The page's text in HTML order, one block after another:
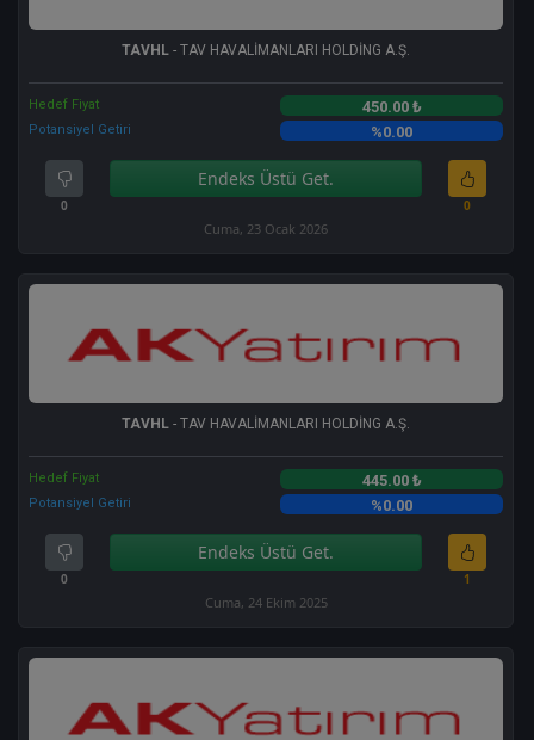
TAVHL - TAV HAVALİMANLARI HOLDİNG A.Ş.
Hedef Fiyat 450.00 ₺
Potansiyel Getiri %0.00
0
Endeks Üstü Get.
0
Cuma, 23 Ocak 2026
TAVHL - TAV HAVALİMANLARI HOLDİNG A.Ş.
Hedef Fiyat 445.00 ₺
Potansiyel Getiri %0.00
0
Endeks Üstü Get.
1
Cuma, 24 Ekim 2025